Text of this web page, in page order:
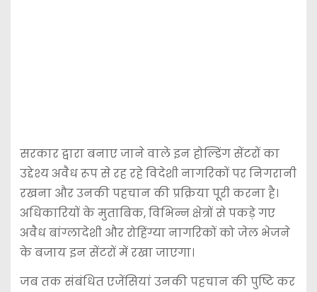
सरकार द्वारा बनाए जाने वाले इन होल्डिंग सेंटरों का
उद्देश्य अवैध रूप से रह रहे विदेशी नागरिकों पर निगरानी
रखना और उनकी पहचान की प्रक्रिया पूरी करना है।
अधिकारियों के मुताबिक, विभिन्न क्षेत्रों से पकड़े गए
अवैध बांग्लादेशी और रोहिंग्या नागरिकों को जेल भेजने
के बजाय इन सेंटरों में रखा जाएगा।
जब तक संबंधित एजेंसियां उनकी पहचान की पुष्टि कर